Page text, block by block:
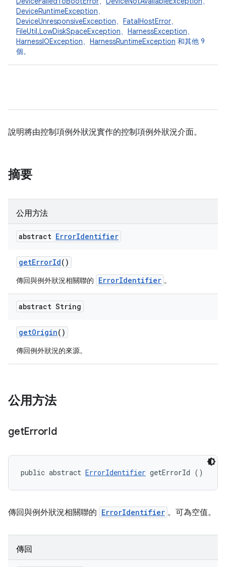
DeviceRuntimeException、
DeviceUnresponsiveException、 FatalHostError、
FileUtil.LowDiskSpaceException、 HarnessException、
HarnessIOException、 HarnessRuntimeException 和其他 9
個。
說明將由控制項例外狀況實作的控制項例外狀況介面。
摘要
公用方法
abstract ErrorIdentifier
getErrorId()
傳回與例外狀況相關聯的 ErrorIdentifier 。
abstract String
getOrigin()
傳回例外狀況的來源。
公用方法
getErrorId
public abstract ErrorIdentifier getErrorId ()
傳回與例外狀況相關聯的 ErrorIdentifier 。可為空值。
傳回